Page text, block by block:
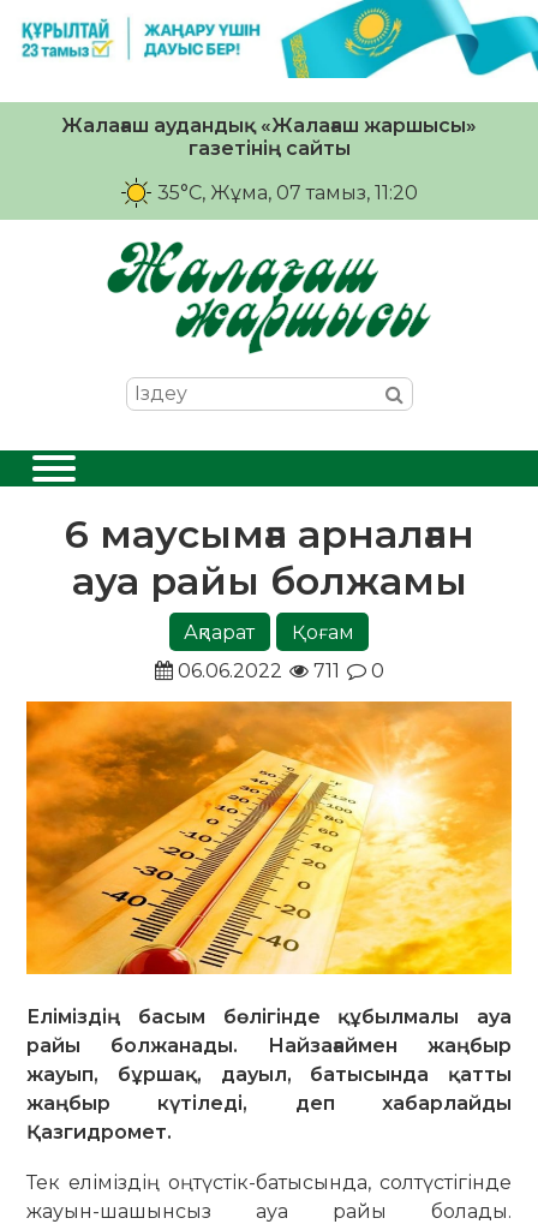
Жалағаш аудандық «Жалағаш жаршысы»
газетінің сайты
35°C, Жұма, 07 тамыз, 11:20
6 маусымға арналған
ауа райы болжамы
Ақпарат
Қоғам
06.06.2022
711 0
Еліміздің басым бөлігінде құбылмалы ауа
райы болжанады. Найзағаймен жаңбыр
жауып, бұршақ, дауыл, батысында қатты
жаңбыр күтіледі, деп хабарлайды
Қазгидромет.
Тек еліміздің оңтүстік-батысында, солтүстігінде
жауын-шашынсыз ауа райы болады.